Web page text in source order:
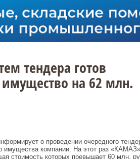
тендера готов
имущество на 62 млн.
о проведении очередного
имущества компании. На этот раз «КАМАЗ»
стоимость которых превышает 60 млн.